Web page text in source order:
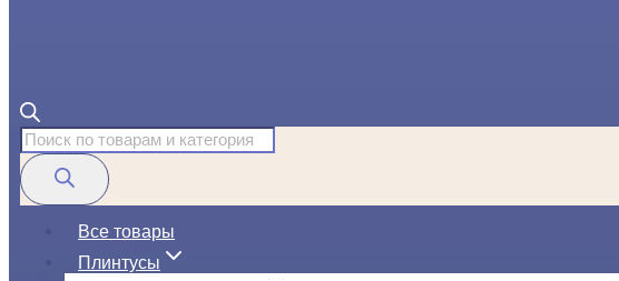
Поиск
товаров
Все товары
Плинтусы